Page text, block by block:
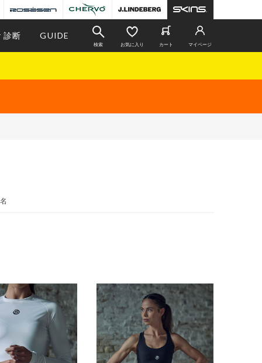
診断 GUIDE
検索 お気に入り カート マイページ